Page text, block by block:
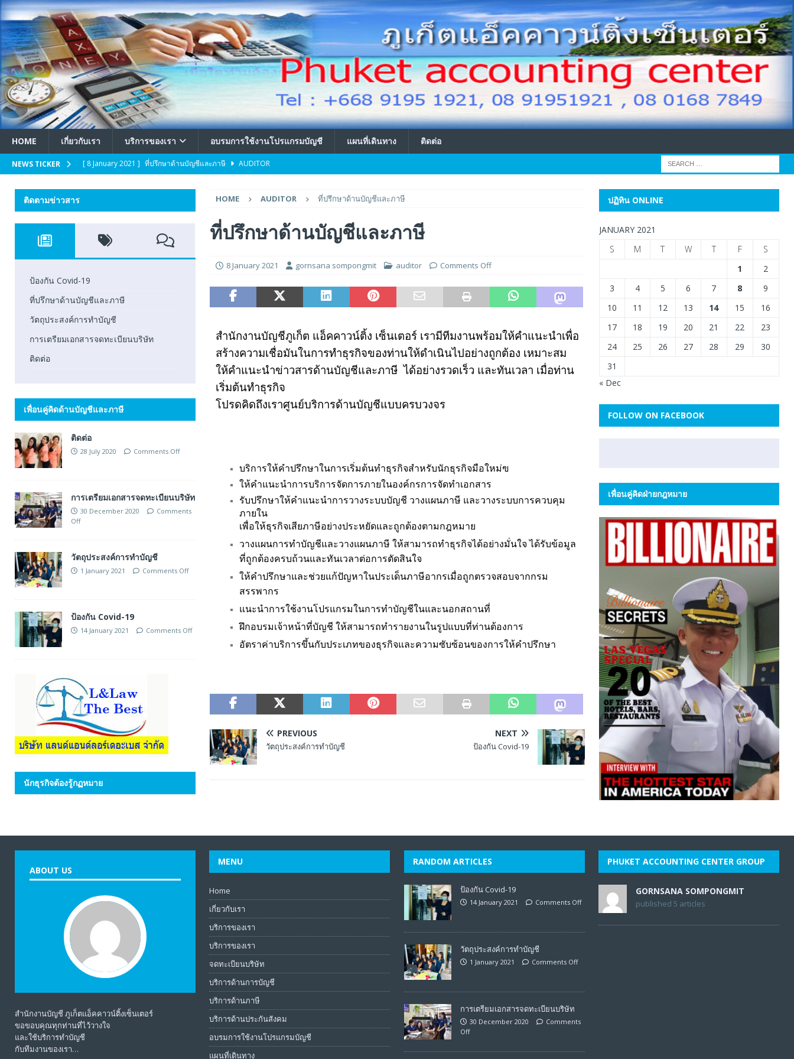
HOME เกี่ยวกับเรา บริการของเรา อบรมการใช้งานโปรแกรมบัญชี แผนที่เดินทาง ติดต่อ
NEWS TICKER [ 8 January 2021 ] ที่ปรึกษาด้านบัญชีและภาษี
AUDITOR
การเตรียมเอกสารจดทะเบียนบริษัท
INTRO
[ 14 January 2021 ]
ป้องกัน Covid-19
HOME AUDITOR ที่ปรึกษาด้านบัญชีและภาษี
ที่ปรึกษาด้านบัญชีและภาษี
8 January 2021 gornsana sompongmit auditor Comments Off
สำนักงานบัญชีภูเก็ต แอ็คคาวน์ติ้ง เซ็นเตอร์ เรามีทีมงานพร้อมให้คำแนะนำเพื่อ
สร้างความเชื่อมันในการทำธุรกิจของท่านให้ดำเนินไปอย่างถูกต้อง เหมาะสม
ให้คำแนะนำข่าวสารด้านบัญชีและภาษี ได้อย่างรวดเร็ว และทันเวลา เมื่อท่าน
เริ่มต้นทำธุรกิจ
โปรดคิดถึงเราศูนย์บริการด้านบัญชีแบบครบวงจร
บริการให้คำปรึกษาในการเริ่มต้นทำธุรกิจสำหรับนักธุรกิจมือใหม่ฃ
ให้คำแนะนำการบริการจัดการภายในองค์กรการจัดทำเอกสาร
รับปรึกษาให้คำแนะนำการวางระบบบัญชี วางแผนภาษี และวางระบบการควบคุม
ภายใน
เพื่อให้ธุรกิจเสียภาษีอย่างประหยัดและถูกต้องตามกฎหมาย
วางแผนการทำบัญชีและวางแผนภาษี ให้สามารถทำธุรกิจได้อย่างมั่นใจ ได้รับข้อมูล
ที่ถูกต้องครบถ้วนและทันเวลาต่อการตัดสินใจ
ให้คำปรึกษาและช่วยแก้ปัญหาในประเด็นภาษีอากรเมื่อถูกตรวจสอบจากกรม
สรรพากร
แนะนำการใช้งานโปรแกรมในการทำบัญชีในและนอกสถานที่
ฝึกอบรมเจ้าหน้าที่บัญชี ให้สามารถทำรายงานในรูปแบบที่ท่านต้องการ
อัตราค่าบริการขึ้นกับประเภทของธุรกิจและความซับซ้อนของการให้คำปรึกษา
PREVIOUS
วัตถุประสงค์การทำบัญชี
NEXT
ป้องกัน Covid-19
ติดตามข่าวสาร
ป้องกัน Covid-19
ที่ปรึกษาด้านบัญชีและภาษี
วัตถุประสงค์การทำบัญชี
การเตรียมเอกสารจดทะเบียนบริษัท
ติดต่อ
เพื่อนคู่คิดด้านบัญชีและภาษี
ติดต่อ
28 July 2020 Comments Off
การเตรียมเอกสารจดทะเบียนบริษัท
30 December 2020
Comments
Off
วัตถุประสงค์การทำบัญชี
1 January 2021 Comments Off
ป้องกัน Covid-19
14 January 2021 Comments Off
นักธุรกิจต้องรู้กฏหมาย
ปฏิทิน ONLINE
JANUARY 2021
S
M T W T F
S
1
2
3
4 5 6 7 8
9
10
11 12 13 14 15
16
17
18 19 20 21 22
23
24
25 26 27 28 29
30
31
« Dec
FOLLOW ON FACEBOOK
เพื่อนคู่คิดฝ่ายกฎหมาย
ABOUT US
สำนักงานบัญชี ภูเก็ตแอ็คคาวน์ติ้งเซ็นเตอร์
ขอขอบคุณทุกท่านที่ไว้วางใจ
และใช้บริการทำบัญชี
กับทีมงานของเรา…
MENU
Home
เกี่ยวกับเรา
บริการของเรา
บริการของเรา
จดทะเบียนบริษัท
บริการด้านการบัญชี
บริการด้านภาษี
บริการด้านประกันสังคม
อบรมการใช้งานโปรแกรมบัญชี
แผนที่เดินทาง
RANDOM ARTICLES
ป้องกัน Covid-19
14 January 2021 Comments Off
วัตถุประสงค์การทำบัญชี
1 January 2021 Comments Off
การเตรียมเอกสารจดทะเบียนบริษัท
30 December 2020
Comments
Off
PHUKET ACCOUNTING CENTER GROUP
GORNSANA SOMPONGMIT
published 5 articles